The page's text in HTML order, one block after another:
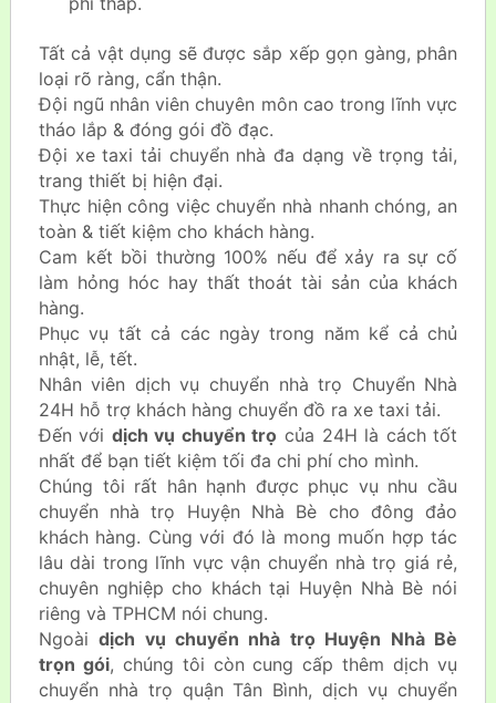
Tất cả vật dụng sẽ được sắp xếp gọn gàng, phân
loại rõ ràng, cẩn thận.
Đội ngũ nhân viên chuyên môn cao trong lĩnh vực
tháo lắp & đóng gói đồ đạc.
Đội xe taxi tải chuyển nhà đa dạng về trọng tải,
trang thiết bị hiện đại.
Thực hiện công việc chuyển nhà nhanh chóng, an
toàn & tiết kiệm cho khách hàng.
Cam kết bồi thường 100% nếu để xảy ra sự cố
làm hỏng hóc hay thất thoát tài sản của khách
hàng.
Phục vụ tất cả các ngày trong năm kể cả chủ
nhật, lễ, tết.
Nhân viên dịch vụ chuyển nhà trọ Chuyển Nhà
24H hỗ trợ khách hàng chuyển đồ ra xe taxi tải.
Đến với dịch vụ chuyển trọ của 24H là cách tốt
nhất để bạn tiết kiệm tối đa chi phí cho mình.
Chúng tôi rất hân hạnh được phục vụ nhu cầu
chuyển nhà trọ Huyện Nhà Bè cho đông đảo
khách hàng. Cùng với đó là mong muốn hợp tác
lâu dài trong lĩnh vực vận chuyển nhà trọ giá rẻ,
chuyên nghiệp cho khách tại Huyện Nhà Bè nói
riêng và TPHCM nói chung.
Ngoàidịch vụ chuyển nhà trọ Huyện Nhà Bè
trọn gói, chúng tôi còn cung cấp thêm dịch vụ
chuyển nhà trọ quận Tân Bình, dịch vụ chuyển